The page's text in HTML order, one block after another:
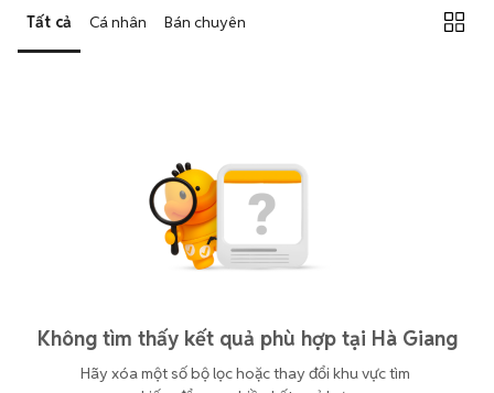
Tất cả Cá nhân Bán chuyên
Không tìm thấy kết quả phù hợp tại Hà Giang
Hãy xóa một số bộ lọc hoặc thay đổi khu vực tìm